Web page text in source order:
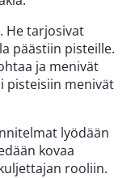
He tarjosivat
päästiin pisteille.
ja menivät
pisteisiin menivät
lyödään
kovaa
rooliin.